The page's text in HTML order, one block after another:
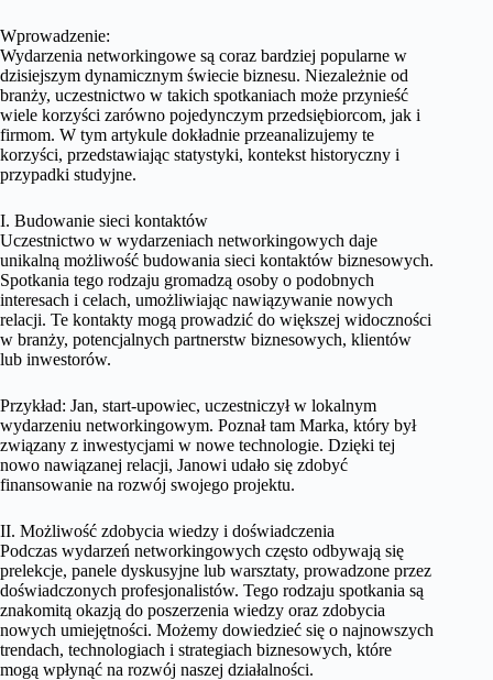
Wprowadzenie:
Wydarzenia networkingowe są coraz bardziej popularne w
dzisiejszym dynamicznym świecie biznesu. Niezależnie od
branży, uczestnictwo w takich spotkaniach może przynieść
wiele korzyści zarówno pojedynczym przedsiębiorcom, jak i
firmom. W tym artykule dokładnie przeanalizujemy te
korzyści, przedstawiając statystyki, kontekst historyczny i
przypadki studyjne.
I. Budowanie sieci kontaktów
Uczestnictwo w wydarzeniach networkingowych daje
unikalną możliwość budowania sieci kontaktów biznesowych.
Spotkania tego rodzaju gromadzą osoby o podobnych
interesach i celach, umożliwiając nawiązywanie nowych
relacji. Te kontakty mogą prowadzić do większej widoczności
w branży, potencjalnych partnerstw biznesowych, klientów
lub inwestorów.
Przykład: Jan, start-upowiec, uczestniczył w lokalnym
wydarzeniu networkingowym. Poznał tam Marka, który był
związany z inwestycjami w nowe technologie. Dzięki tej
nowo nawiązanej relacji, Janowi udało się zdobyć
finansowanie na rozwój swojego projektu.
II. Możliwość zdobycia wiedzy i doświadczenia
Podczas wydarzeń networkingowych często odbywają się
prelekcje, panele dyskusyjne lub warsztaty, prowadzone przez
doświadczonych profesjonalistów. Tego rodzaju spotkania są
znakomitą okazją do poszerzenia wiedzy oraz zdobycia
nowych umiejętności. Możemy dowiedzieć się o najnowszych
trendach, technologiach i strategiach biznesowych, które
mogą wpłynąć na rozwój naszej działalności.